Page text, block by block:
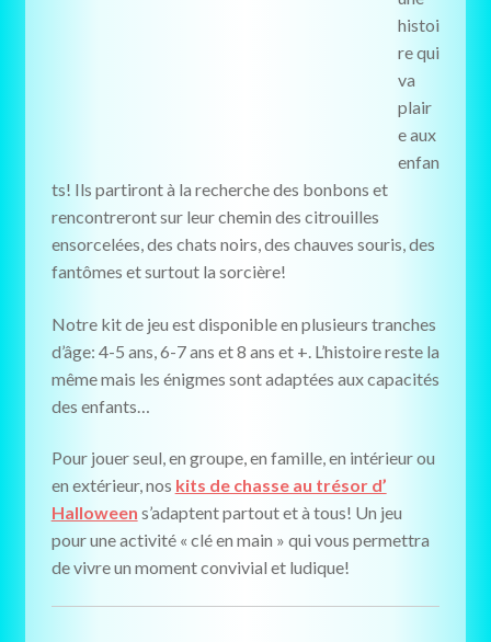
histoi
re qui
va
plair
e aux
enfan
ts! Ils partiront à la recherche des bonbons et
rencontreront sur leur chemin des citrouilles
ensorcelées, des chats noirs, des chauves souris, des
fantômes et surtout la sorcière!
Notre kit de jeu est disponible en plusieurs tranches
d’âge: 4-5 ans, 6-7 ans et 8 ans et +. L’histoire reste la
même mais les énigmes sont adaptées aux capacités
des enfants…
Pour jouer seul, en groupe, en famille, en intérieur ou
en extérieur, nos kits de chasse au trésor d’
Halloween s’adaptent partout et à tous! Un jeu
pour une activité « clé en main » qui vous permettra
de vivre un moment convivial et ludique!